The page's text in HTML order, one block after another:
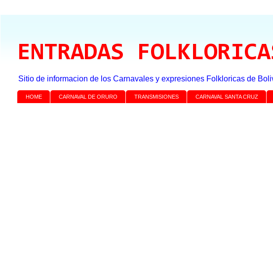
ENTRADAS
Sitio de informacion de los Carnavales y expresiones Folkloricas de
HOME CARNAVAL DE ORURO TRANSMISIONES CARNAVAL SANTA CRUZ